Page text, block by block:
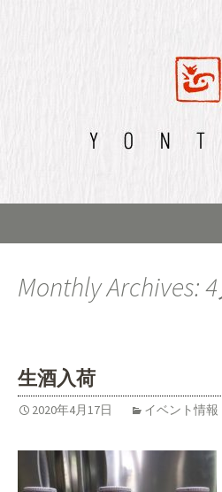
四鳥のブログ
Monthly Archives:
生酒入荷
2020年4月17日 イベント情報